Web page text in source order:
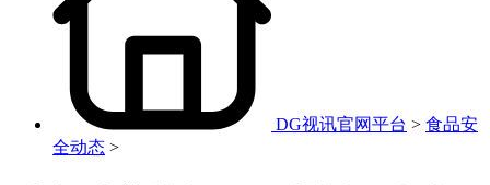
DG视讯官网平台 > 食品安
全动态 >